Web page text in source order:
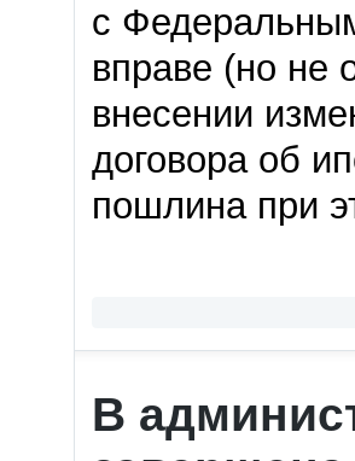
с
вправе (но не
внесении
договора об
пошлина при
В